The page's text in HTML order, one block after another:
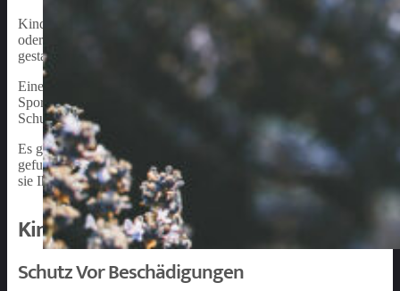
Kinderwagen sind für Eltern mit Babys ein unverzichtbares
oder auf Reisen, ein Kinderwagen begleitet Familien in den ersten
gestalten, bietet sich eine Kinderwagen Transporttasche als ideale
Eine Transporttasche für den Kinderwagen schützt den Wagen
Sportsitz. Sie ermöglicht es, den Kinderwagen problemlos und
Schutz vor Schmutz und Beschädigungen während des Transports.
Es gibt verschiedene Arten von Kinderwagen Transporttaschen
gefunden werden kann. In diesem Artikel erfahren Sie, worauf
sie Ihnen bieten.
Kinderwagen Transporttasche Funktionen
Schutz Vor Beschädigungen